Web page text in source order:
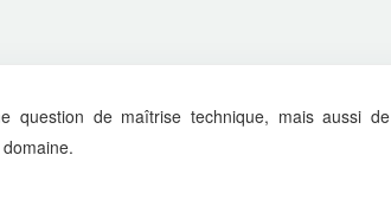
question de maîtrise technique, mais aussi de